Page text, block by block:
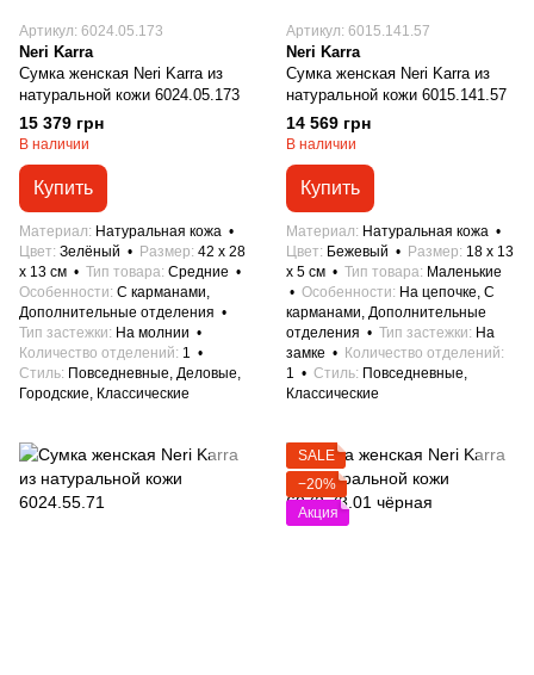
Артикул: 6024.05.173
Neri Karra
Сумка женская Neri Karra из
натуральной кожи 6024.05.173
15 379 грн
В наличии
Купить
Материал
Натуральная кожа
Цвет Зелёный Размер 42 x 28
x 13 см
Тип товара Средние
Особенности С карманами,
Дополнительные отделения
Тип застежки
На молнии
Количество отделений 1
Стиль Повседневные, Деловые,
Городские, Классические
Артикул: 6015.141.57
Neri Karra
Сумка женская Neri Karra из
натуральной кожи 6015.141.57
14 569 грн
В наличии
Купить
Материал
Натуральная кожа
Цвет
Бежевый Размер 18 x 13
x 5 см
Тип товара Маленькие
Особенности
На цепочке, С
карманами, Дополнительные
отделения
Тип застежки
На
замке
Количество отделений
1
Стиль Повседневные,
Классические
SALE
−20%
Акция